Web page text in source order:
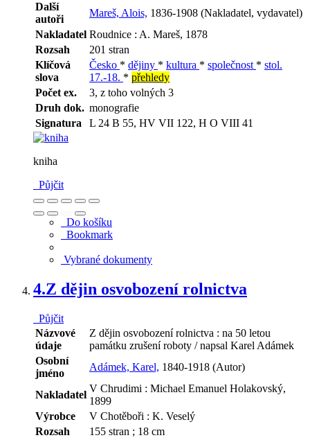
Další
autoři
Mareš, Alois, 1836-1908 (Nakladatel, vydavatel)
Nakladatel Roudnice : A. Mareš, 1878
Rozsah
201 stran
Klíčová
slova
Česko * dějiny * kultura * společnost * stol.
17.-18. * přehledy
Počet ex.
3, z toho volných 3
Druh dok. monografie
Signatura
L 24 B 55, HV VII 122, H O VIII 41
kniha
Půjčit
Do košíku
Bookmark
Vybrané dokumenty
4.Z dějin osvobození rolnictva
Půjčit
Názvové
údaje
Z dějin osvobození rolnictva : na 50 letou
památku zrušení roboty / napsal Karel Adámek
Osobní
jméno
Adámek, Karel, 1840-1918 (Autor)
Nakladatel
V Chrudimi : Michael Emanuel Holakovský,
1899
Výrobce
V Chotěboři : K. Veselý
Rozsah
155 stran ; 18 cm